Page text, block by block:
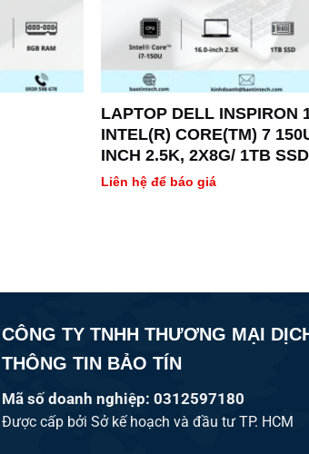
LAPTOP DELL INSPIRON
INTEL(R) CORE(TM) 7
INCH 2.5K, 2X8G/ 1TB
NVIDIA(R) GEFORCE(R)
Liên hệ để báo giá
CÔNG TY TNHH THƯƠNG MẠI
THÔNG TIN BẢO TÍN
Mã số doanh nghiệp: 0312597180
Được cấp bởi Sở kế hoạch và đầu tư TP. HCM